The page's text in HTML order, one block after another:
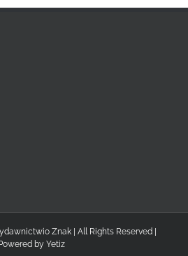
Znak | All Rights Reserved |
Powered by Yetiz